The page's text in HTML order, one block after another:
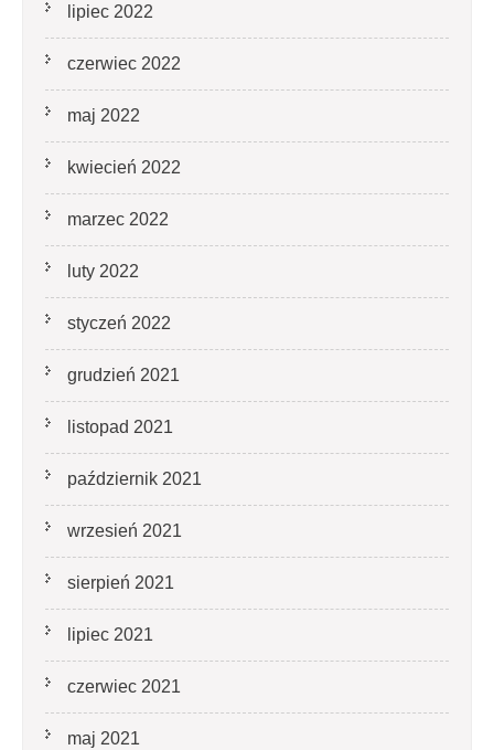
lipiec 2022
czerwiec 2022
maj 2022
kwiecień 2022
marzec 2022
luty 2022
styczeń 2022
grudzień 2021
listopad 2021
październik 2021
wrzesień 2021
sierpień 2021
lipiec 2021
czerwiec 2021
maj 2021